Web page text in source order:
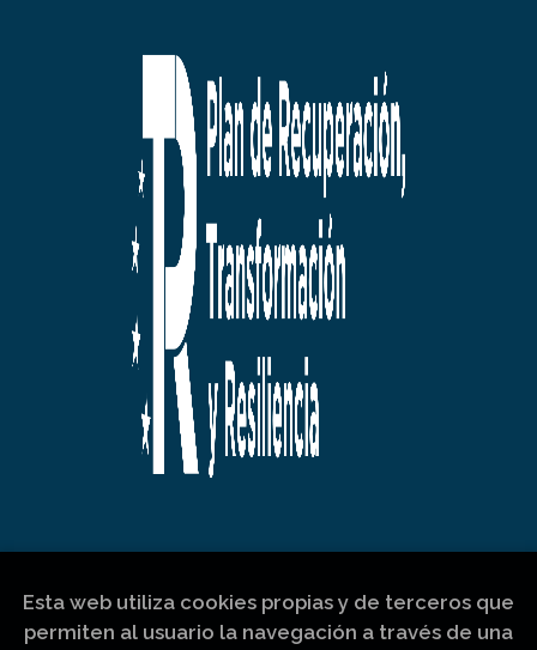
Esta web utiliza cookies propias y de terceros que
permiten al usuario la navegación a través de una